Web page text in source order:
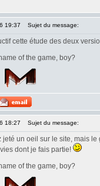
19:37 Sujet du message:
cette étude des deux
of the game, boy?
18:27 Sujet du message:
jeté un oeil sur le site, mais
dont je fais partie!
of the game, boy?